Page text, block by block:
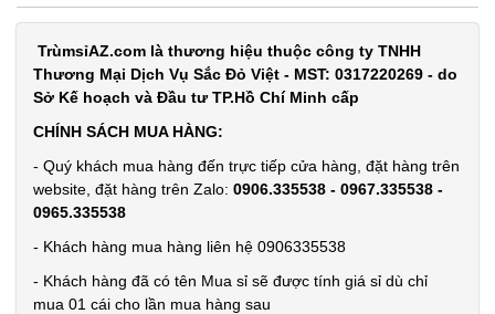
TrùmsỉAZ.com là thương hiệu thuộc công ty TNHH
Thương Mại Dịch Vụ Sắc Đỏ Việt - MST: 0317220269 - do
Sở Kế hoạch và Đầu tư TP.Hồ Chí Minh cấp
CHÍNH SÁCH MUA HÀNG:
- Quý khách mua hàng đến trực tiếp cửa hàng, đặt hàng trên
website, đặt hàng trên Zalo: 0906.335538 - 0967.335538 -
0965.335538
- Khách hàng mua hàng liên hệ 0906335538
- Khách hàng đã có tên Mua sỉ sẽ được tính giá sỉ dù chỉ
mua 01 cái cho lần mua hàng sau